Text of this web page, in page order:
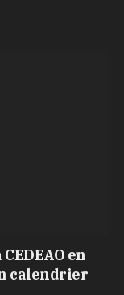
en
calendrier